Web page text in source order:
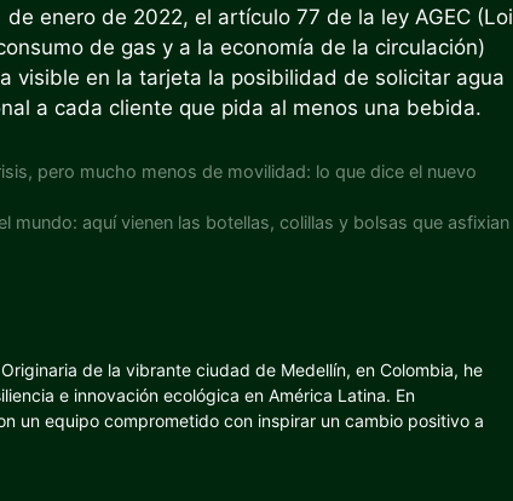
de enero de 2022, el artículo 77 de la ley AGEC (Loi
de gas y a la economía de la circulación)
visible en la tarjeta la posibilidad de solicitar agua
a cada cliente que pida al menos una bebida.
pero mucho menos de movilidad: lo que dice el nuevo
mundo: aquí vienen las botellas, colillas y bolsas que asfixian
de la vibrante ciudad de Medellín, en Colombia, he
e innovación ecológica en América Latina. En
un equipo comprometido con inspirar un cambio positivo a